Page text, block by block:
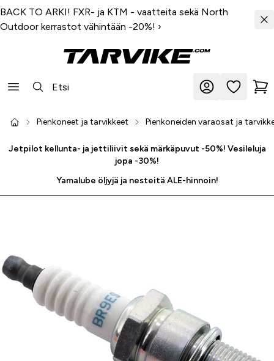
BACK TO ARKI! FXR- ja KTM - vaatteita sekä North
Outdoor kerrastot vähintään -20%! ›
Pienkoneet ja tarvikkeet Pienkoneiden varaosat ja
Jetpilot kellunta- ja jettiliivit sekä märkäpuvut -50%! Vesileluja
jopa -30%!
Yamalube öljyjä ja nesteitä ALE-hinnoin!